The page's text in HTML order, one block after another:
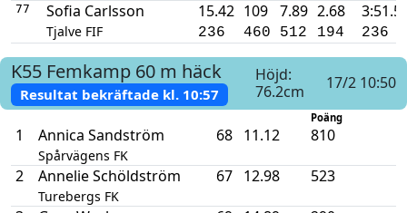
77 Sofia Carlsson
Tjalve FIF
15.42
236
109
460
7.89
512
2.68
194 236
K55 Femkamp 60 m häck
Resultat bekräftade kl. 10:57
Höjd:
76.2cm
17/2 10:50
Poäng
1 Annica Sandström
Spårvägens FK
68 11.12 810
2 Annelie Schöldström
Turebergs FK
67 12.98 523